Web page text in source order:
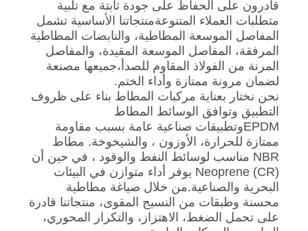
اقتباس
خريطة
الموقع
سياسة
الخصوصية
قادرون على الحفاظ على جودة ثابتة مع تلبية
متطلبات العملاء المتنوعةمنتجاتنا الأساسية تشمل
المفاصل الموسعة المطاطية، والنابضات المطاطية
المرفقة، المفاصل الموسعة المقيدة، والمفاصل
المرنة من الفولاذ المقاوم للصدأ،جميعها مصنعة
لضمان مرونة ممتازة وأداء الختم.
نحن نختار بعناية مركبات المطاط بناء على ظروف
التطبيق وتوافق الوسائط المطاط
EPDMوتطبيقات صناعية عامة بسبب مقاومة
ممتازة للحرارة، الأوزون ، والشيخوخة. مطاط
NBR مناسب لوسائط النفط والوقود ، في حين أن
Neoprene (CR) يوفر أداء متوازن في البيئات
البحرية والصناعية.من خلال صياغة مطاطية
محسنة وطبقات من النسيج المقوى، منتجاتنا قادرة
على تحمل الضغط، الاهتزاز، والتكرار المحوري،